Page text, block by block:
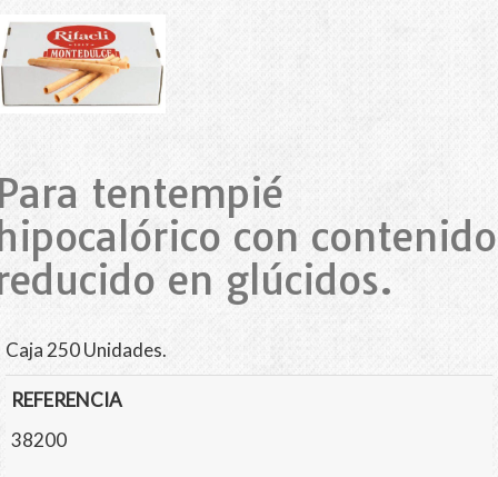
tentempié
con contenido
en glúcidos.
Caja 250 Unidades.
REFERENCIA
38200